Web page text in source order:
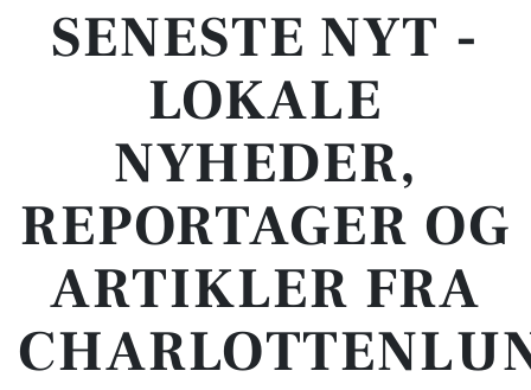
SENESTE NYT -
LOKALE
NYHEDER,
REPORTAGER OG
ARTIKLER FRA